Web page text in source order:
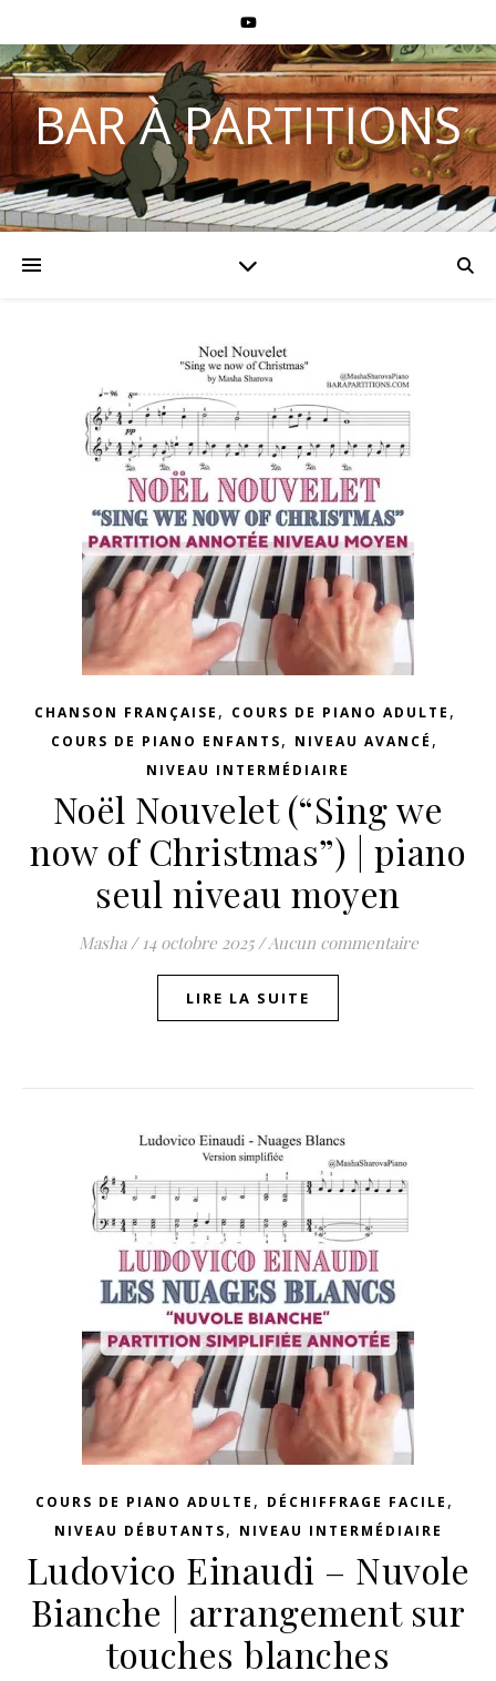
BAR À PARTITIONS
CHANSON FRANÇAISE , COURS DE PIANO ADULTE ,
COURS DE PIANO ENFANTS, NIVEAU AVANCÉ ,
NIVEAU INTERMÉDIAIRE
Noël Nouvelet (“Sing we
now of Christmas”) | piano
seul niveau moyen
Masha / 14 octobre 2025 /Aucun commentaire
LIRE LA SUITE
COURS DE PIANO ADULTE , DÉCHIFFRAGE FACILE ,
NIVEAU DÉBUTANTS, NIVEAU INTERMÉDIAIRE
Ludovico Einaudi – Nuvole
Bianche | arrangement sur
touches blanches